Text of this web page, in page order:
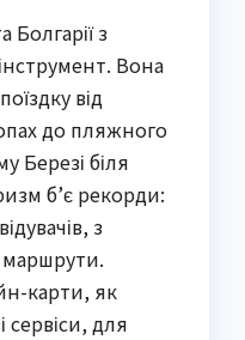
Болгарії з
Вона
від
до пляжного
Березі біля
б’є рекорди:
з
маршрути.
карти, як
сервіси, для